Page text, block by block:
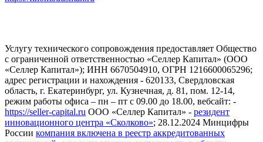
Услугу технического сопровождения предоставляет Общество
с ограниченной ответственностью «Селлер Капитал» (ООО
«Селлер Капитал»); ИНН 6670504910, ОГРН 1216600065296;
адрес регистрации и нахождения - 620133, Свердловская
область, г. Екатеринбург, ул. Кузнечная, д. 81, пом. 12-14,
режим работы офиса – пн – пт с 09.00 до 18.00, вебсайт: -
https://seller-capital.ru ООО «Селлер Капитал» - резидент
инновационного центра «Сколково»; 28.12.2024 Минцифры
России компания включена в реестр аккредитованных